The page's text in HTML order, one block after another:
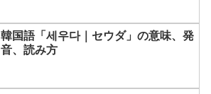
韓国語「세우다｜セウダ」の意味、発
音、読み方